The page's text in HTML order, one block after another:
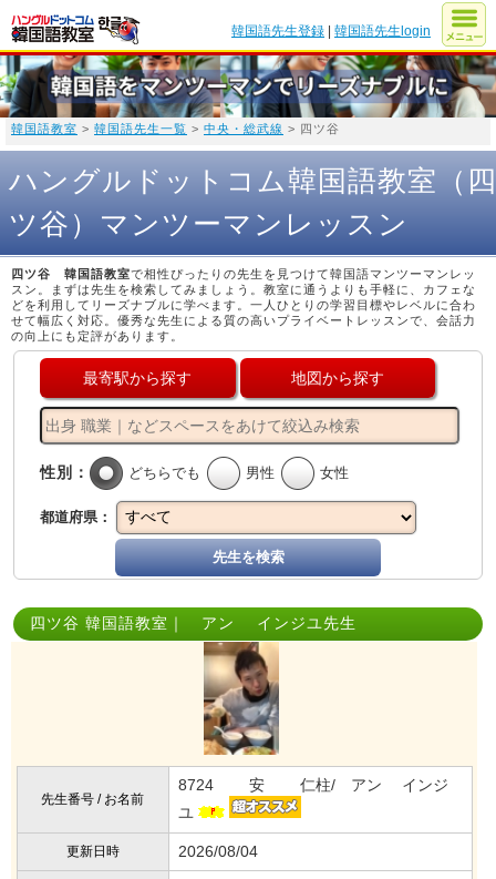
韓国語先生登録 |韓国語先生login
韓国語教室 > 韓国語先生一覧 > 中央・総武線 > 四ツ谷
ハングルドットコム韓国語教室（四
ツ谷）マンツーマンレッスン
四ツ谷 韓国語教室で相性ぴったりの先生を見つけて韓国語マンツーマンレッ
スン。まずは先生を検索してみましょう。教室に通うよりも手軽に、カフェな
どを利用してリーズナブルに学べます。一人ひとりの学習目標やレベルに合わ
せて幅広く対応。優秀な先生による質の高いプライベートレッスンで、会話力
の向上にも定評があります。
最寄駅から探す 地図から探す
性別： どちらでも 男性 女性
都道府県：
先生を検索
四ツ谷 韓国語教室｜ アン インジユ先生
先生番号 / お名前
8724 安 仁柱/ アン インジ
ユ
更新日時 2026/08/04